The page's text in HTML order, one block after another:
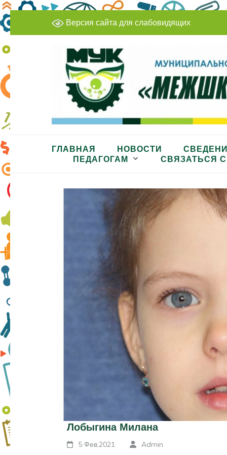
Перейти
к
Enter)
Версия сайта для слабовидящих
ГЛАВНАЯ НОВОСТИ
ПЕДАГОГАМ
СВЯЗАТЬСЯ
Лобыгина Милана
5 Фев,2021 Admin